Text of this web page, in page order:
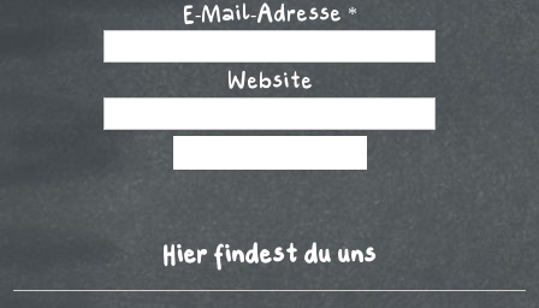
E-Mail-Adresse *
Website
Hier findest du uns